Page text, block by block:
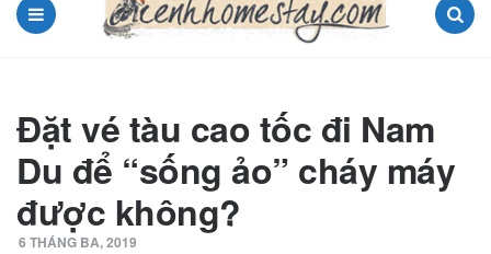
Đặt vé tàu cao tốc đi Nam
Du để “sống ảo” cháy máy
được không?
6 THÁNG BA, 2019